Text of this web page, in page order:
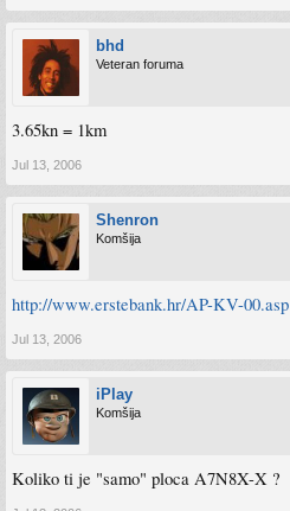
bhd
Veteran foruma
3.65kn = 1km
Jul 13, 2006
Shenron
Komšija
http://www.erstebank.hr/AP-KV-00.asp
Jul 13, 2006
iPlay
Komšija
Koliko ti je "samo" ploca A7N8X-X ?